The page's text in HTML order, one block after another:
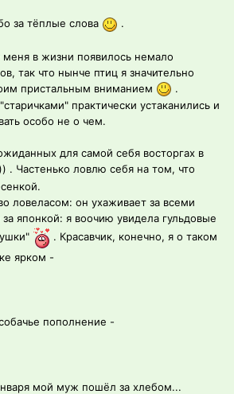
за тёплые слова .
в жизни появилось немало
так что нынче птиц я значительно
пристальным вниманием
.
практически устаканились и
особо не о чем.
для самой себя восторгах в
. Частенько ловлю себя на том, что
ловеласом: он ухаживает за всеми
японкой: я воочию увидела гульдовые
. Красавчик, конечно, я о таком
ярком -
пополнение -
мой муж пошёл за хлебом...